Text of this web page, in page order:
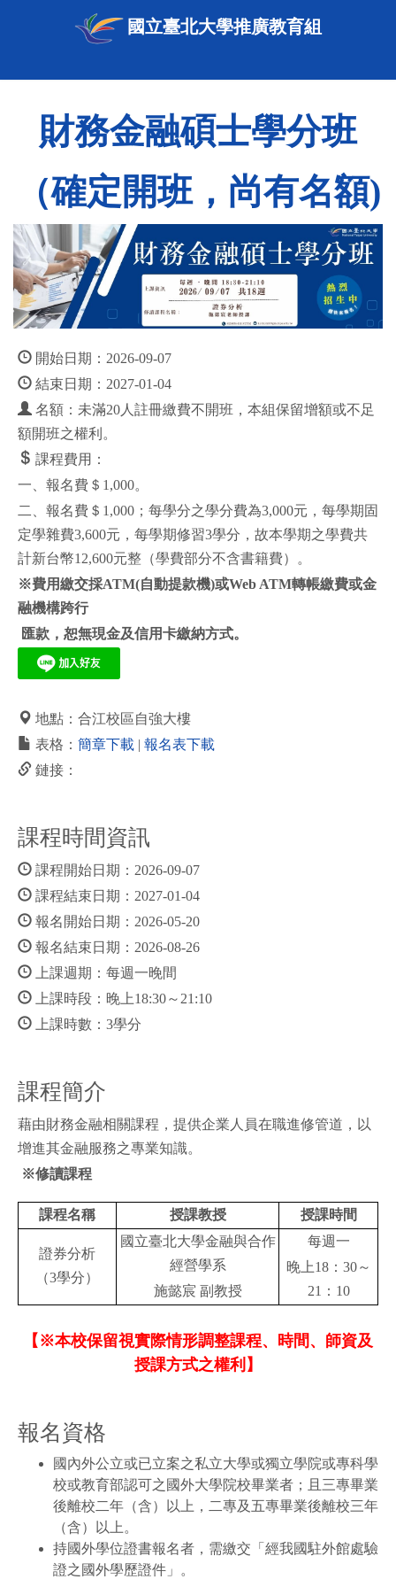
國立臺北大學推廣教育組
財務金融碩士學分班
（確定開班，尚有名額)
開始日期：2026-09-07
結束日期：2027-01-04
名額：未滿20人註冊繳費不開班，本組保留增額或不足
額開班之權利。
課程費用：
一、報名費＄1,000。
二、報名費＄1,000；每學分之學分費為3,000元，每學期固
定學雜費3,600元，每學期修習3學分，故本學期之學費共
計新台幣12,600元整（學費部分不含書籍費）。
※費用繳交採ATM(自動提款機)或Web ATM轉帳繳費或金
融機構跨行
匯款，恕無現金及信用卡繳納方式。
地點：合江校區自強大樓
表格： 簡章下載 | 報名表下載
鏈接：
課程時間資訊
課程開始日期：2026-09-07
課程結束日期：2027-01-04
報名開始日期：2026-05-20
報名結束日期：2026-08-26
上課週期：每週一晚間
上課時段：晚上18:30～21:10
上課時數：3學分
課程簡介
藉由財務金融相關課程，提供企業人員在職進修管道，以
增進其金融服務之專業知識。
※修讀課程
課程名稱 授課教授 授課時間
證券分析
（3學分）
國立臺北大學金融與合作
經營學系
施懿宸 副教授
每週一
晚上18：30～
21：10
【※本校保留視實際情形調整課程、時間、師資及
授課方式之權利】
報名資格
國內外公立或已立案之私立大學或獨立學院或專科學
校或教育部認可之國外大學院校畢業者；且三專畢業
後離校二年（含）以上，二專及五專畢業後離校三年
（含）以上。
持國外學位證書報名者，需繳交「經我國駐外館處驗
證之國外學歷證件」。